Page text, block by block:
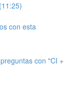
con esta
con "CI +